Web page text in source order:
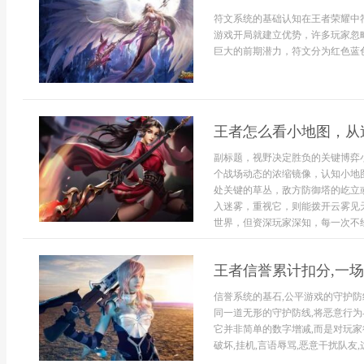
符文系统的基础认知在王者荣耀
游戏开局就建立优势，许多玩家
巨大的前期潜力，符文分为红色
王者怎么看小地图，
副标题，视野决定胜负的关键博
个战场动态的浓缩镜像，认知小
处关键的草丛，敌方防御塔的屹
入迷雾，重视它，则能拨开云雾
世界，但资深玩家深知，每一次
王者信誉累计扣分,一
信誉系统的基石,公平游戏的守护
同一道无形的守护防线,将恶意行
它并非简单的数字增减,而是对玩
破坏,挂机,言语辱骂,恶意干扰队友,